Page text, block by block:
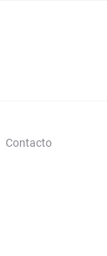
Contacto